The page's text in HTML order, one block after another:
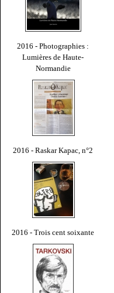
2016 - Photographies :
Lumières de Haute-
Normandie
2016 - Raskar Kapac, n°2
2016 - Trois cent soixante